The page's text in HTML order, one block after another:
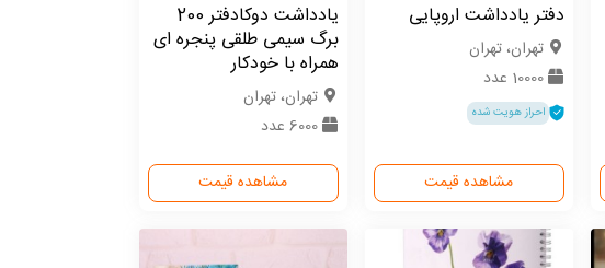
دفتر یادداشت اروپایی
تهران، تهران
10000 عدد
احراز هویت شده
مشاهده قیمت
یادداشت دوکادفتر 200
برگ سیمی طلقی پنجره ای
همراه با خودکار
تهران، تهران
6000 عدد
مشاهده قیمت